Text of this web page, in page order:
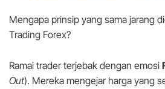
Mengapa prinsip yang sama jarang
Trading Forex?
Ramai trader terjebak dengan emosi
Out). Mereka mengejar harga yang